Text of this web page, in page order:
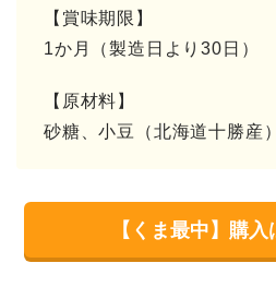
【賞味期限】
1か月（製造日より30日）
【原材料】
砂糖、小豆（北海道十勝産
【くま最中】購